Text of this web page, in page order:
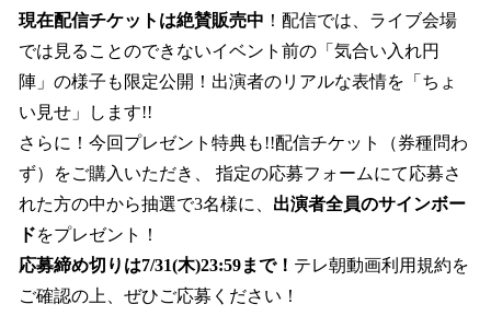
現在配信チケットは絶賛販売中 ！配信では、ライブ会場
では見ることのできないイベント前の「気合い入れ円
陣」の様子も限定公開！出演者のリアルな表情を「ちょ
い見せ」します!!
さらに！今回プレゼント特典も!!配信チケット（券種問わ
ず）をご購入いただき、 指定の応募フォームにて応募さ
れた方の中から抽選で3名様に、 出演者全員のサインボー
ドをプレゼント！
応募締め切りは7/31(木)23:59まで！ テレ朝動画利用規約を
ご確認の上、ぜひご応募ください！